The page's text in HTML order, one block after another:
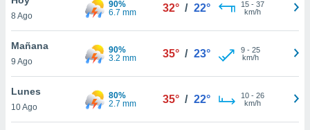
en
más
nuestra
8 Ago
90%
6.7 mm
32° / 22° 15- 37
km/h
Mañana
9 Ago
90%
3.2 mm
35° / 23° 9- 25
km/h
Lunes
10 Ago
80%
2.7 mm
35° / 22° 10- 26
km/h